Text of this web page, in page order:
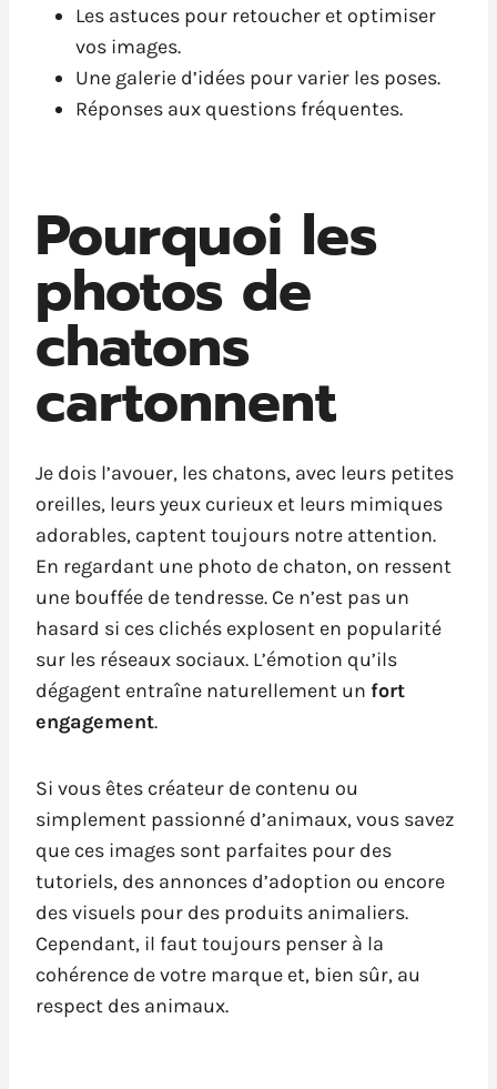
Les astuces pour retoucher et optimiser
vos images.
Une galerie d’idées pour varier les poses.
Réponses aux questions fréquentes.
Pourquoi les
photos de
chatons
cartonnent
Je dois l’avouer, les chatons, avec leurs petites
oreilles, leurs yeux curieux et leurs mimiques
adorables, captent toujours notre attention.
En regardant une photo de chaton, on ressent
une bouffée de tendresse. Ce n’est pas un
hasard si ces clichés explosent en popularité
sur les réseaux sociaux. L’émotion qu’ils
dégagent entraîne naturellement un fort
engagement.
Si vous êtes créateur de contenu ou
simplement passionné d’animaux, vous savez
que ces images sont parfaites pour des
tutoriels, des annonces d’adoption ou encore
des visuels pour des produits animaliers.
Cependant, il faut toujours penser à la
cohérence de votre marque et, bien sûr, au
respect des animaux.